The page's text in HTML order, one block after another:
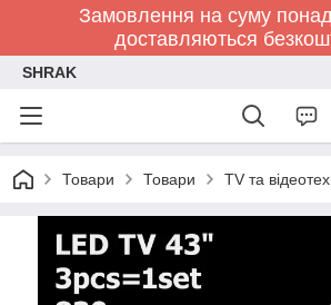
Замовлення на суму
доставляються
SHRAK
Товари Товари TV та